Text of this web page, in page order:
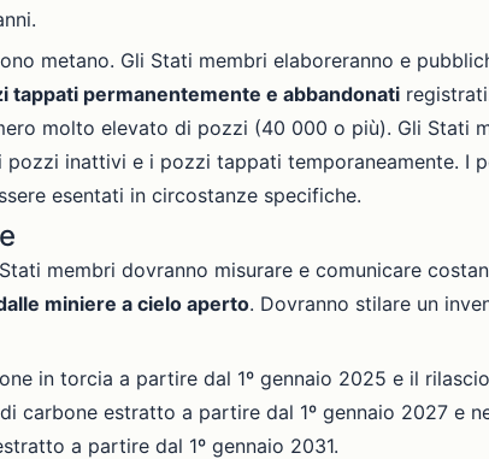
metano. Gli Stati membri elaboreranno e
tappati permanentemente e abbandonati
molto elevato di pozzi (40 000 o più). Gli Stati
pozzi inattivi e i pozzi tappati temporaneamente.
esentati in circostanze specifiche.
membri dovranno misurare e comunicare
miniere a cielo aperto. Dovranno stilare un
in torcia a partire dal 1º gennaio 2025 e il
carbone estratto a partire dal 1º gennaio 2027 e
a partire dal 1º gennaio 2031.